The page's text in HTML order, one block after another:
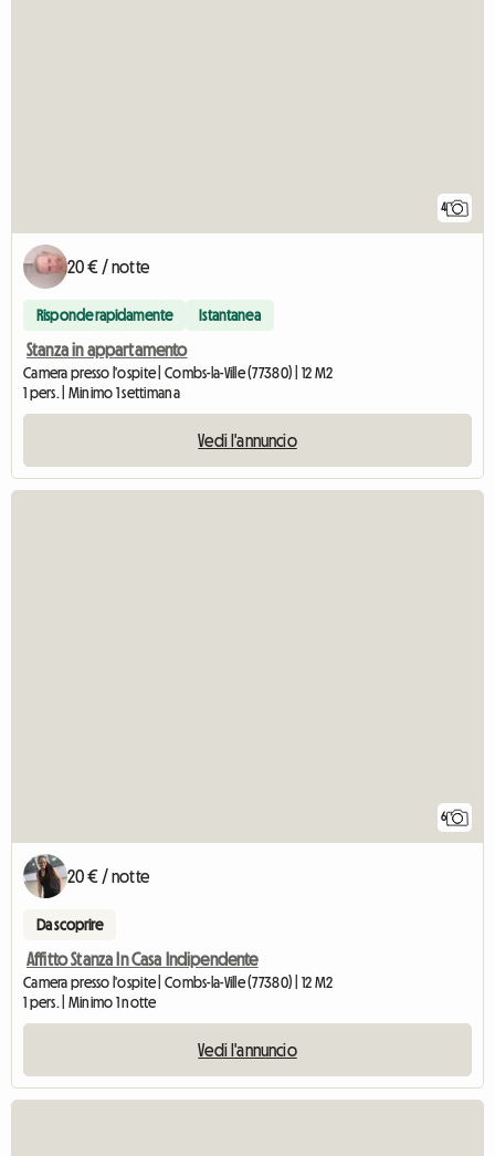
4
20 € / notte
Risponde rapidamente Istantanea
Stanza in appartamento
Camera presso l'ospite | Combs-la-Ville (77380) | 12 M2
1 pers. | Minimo 1 settimana
Vedi l'annuncio
6
20 € / notte
Da scoprire
Affitto Stanza In Casa Indipendente
Camera presso l'ospite | Combs-la-Ville (77380) | 12 M2
1 pers. | Minimo 1 notte
Vedi l'annuncio